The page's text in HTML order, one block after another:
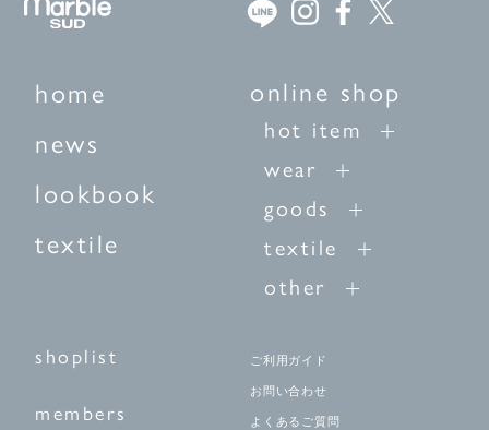
home
news
lookbook
textile
online shop
hot item
wear
goods
textile
other
shoplist
members
ご利用ガイド
お問い合わせ
よくあるご質問